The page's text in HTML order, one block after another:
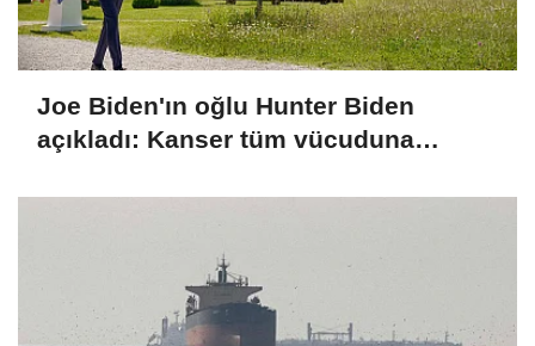
Joe Biden'ın oğlu Hunter Biden
açıkladı: Kanser tüm vücuduna